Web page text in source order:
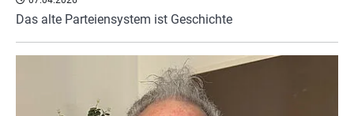
Das alte Parteiensystem ist Geschichte